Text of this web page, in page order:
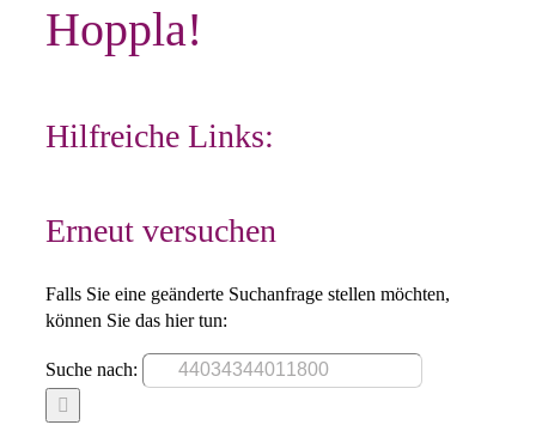
Hoppla!
Hilfreiche Links:
Erneut versuchen
Falls Sie eine geänderte Suchanfrage stellen möchten,
können Sie das hier tun:
Suche nach: